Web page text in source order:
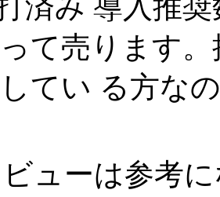
済み 導入推
て売ります
てい る方な
ューは参考